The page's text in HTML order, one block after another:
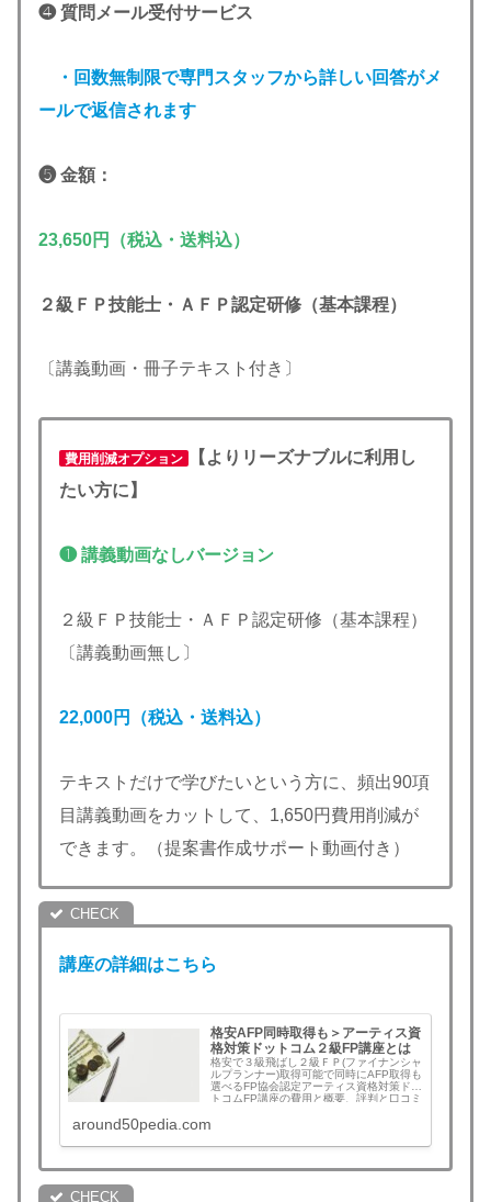
❹ 質問メール受付サービス
・回数無制限で専門スタッフから詳しい回答がメ
ールで返信されます
❺ 金額：
23,650円 （税込・送料込）
２級ＦＰ技能士・ＡＦＰ認定研修（基本課程）
〔講義動画・冊子テキスト付き〕
費用削減オプション
【よりリーズナブルに利用し
たい方に】
❶ 講義動画なしバージョン
２級ＦＰ技能士・ＡＦＰ認定研修（基本課程）
〔講義動画無し〕
22,000円（税込・送料込）
テキストだけで学びたいという方に、頻出90項
目講義動画をカットして、1,650円費用削減が
できます。（提案書作成サポート動画付き）
講座の詳細はこちら
格安AFP同時取得も＞アーティス資
格対策ドットコム２級FP講座とは
格安で３級飛ばし２級ＦＰ(ファイナンシャ
ルプランナー)取得可能で同時にAFP取得も
選べるFP協会認定アーティス資格対策ドッ
トコムFP講座の費用と概要、評判と口コミ
around50pedia.com